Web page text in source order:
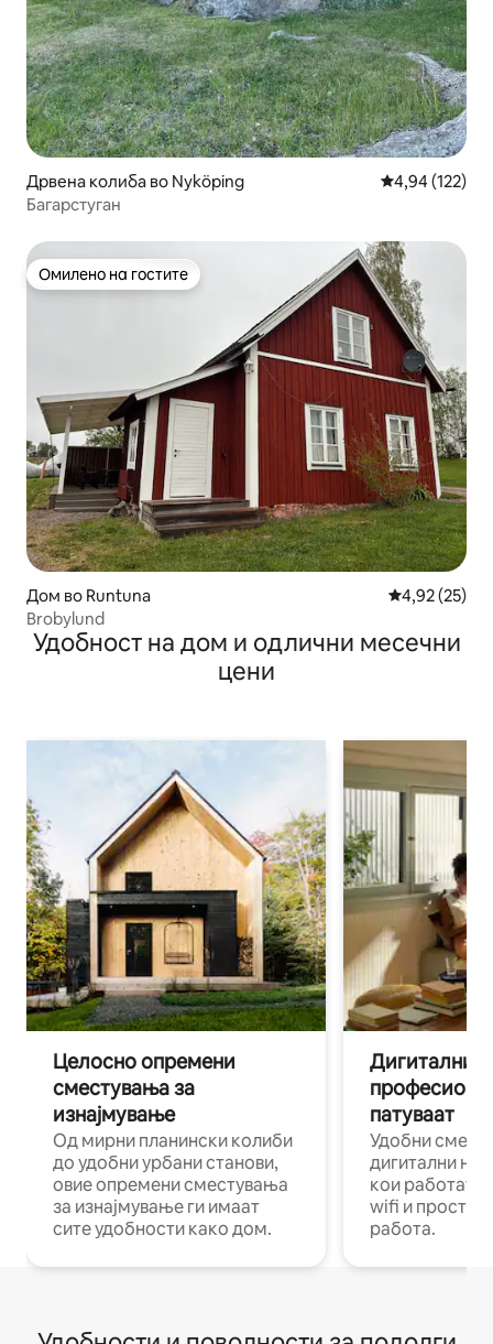
Дрвена колиба во Nyköping Просечна
4,94 (122)
Багарстуган
Омилено на гостите
Омилено на гостите
Дом во Runtuna Просечна
4,92 (25)
Brobylund
Удобност на дом и одлични месечни
цени
Целосно опремени
сместувања за
изнајмување
Од мирни планински колиби
до удобни урбани станови,
овие опремени сместувања
за изнајмување ги имаат
сите удобности како дом.
Дигитални
патуваат
Удобни
дигитални
кои работат
wifi и
работа.